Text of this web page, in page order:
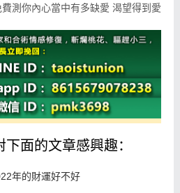
費測你內心當中有多缺愛 渴望得到愛
面的文章感興趣：
年的財運好不好